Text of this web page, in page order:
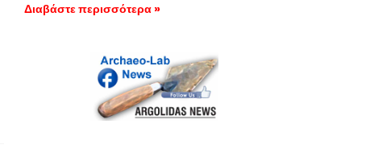
Διαβάστε περισσότερα »